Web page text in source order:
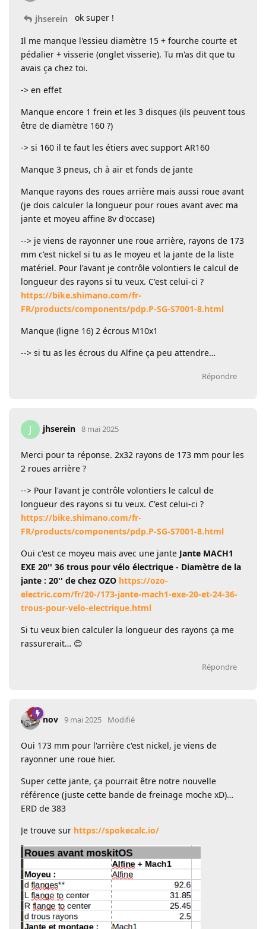
jhserein ok super !
Il me manque l'essieu diamètre 15 + fourche courte et
pédalier + visserie (onglet visserie). Tu m'as dit que tu
avais ça chez toi.
-> en effet
Manque encore 1 frein et les 3 disques (ils peuvent tous
être de diamètre 160 ?)
-> si 160 il te faut les étiers avec support AR160
Manque 3 pneus, ch à air et fonds de jante
Manque rayons des roues arrière mais aussi roue avant
(je dois calculer la longueur pour roues avant avec ma
jante et moyeu affine 8v d'occase)
--> je viens de rayonner une roue arrière, rayons de 173
mm c'est nickel si tu as le moyeu et la jante de la liste
matériel. Pour l'avant je contrôle volontiers le calcul de
longueur des rayons si tu veux. C'est celui-ci ?
https://bike.shimano.com/fr-
FR/products/components/pdp.P-SG-S7001-8.html
Manque (ligne 16) 2 écrous M10x1
--> si tu as les écrous du Alfine ça peu attendre…
Répondre
J jhserein 8 mai 2025
Merci pour ta réponse. 2x32 rayons de 173 mm pour les
2 roues arrière ?
--> Pour l'avant je contrôle volontiers le calcul de
longueur des rayons si tu veux. C'est celui-ci ?
https://bike.shimano.com/fr-
FR/products/components/pdp.P-SG-S7001-8.html
Oui c'est ce moyeu mais avec une jante Jante MACH1
EXE 20'' 36 trous pour vélo électrique - Diamètre de la
jante : 20'' de chez OZO https://ozo-
electric.com/fr/20-/173-jante-mach1-exe-20-et-24-36-
trous-pour-velo-electrique.html
Si tu veux bien calculer la longueur des rayons ça me
rassurerait… 😊
Répondre
nov 9 mai 2025 Modifié
Oui 173 mm pour l'arrière c'est nickel, je viens de
rayonner une roue hier.
Super cette jante, ça pourrait être notre nouvelle
référence (juste cette bande de freinage moche xD)…
ERD de 383
Je trouve sur https://spokecalc.io/